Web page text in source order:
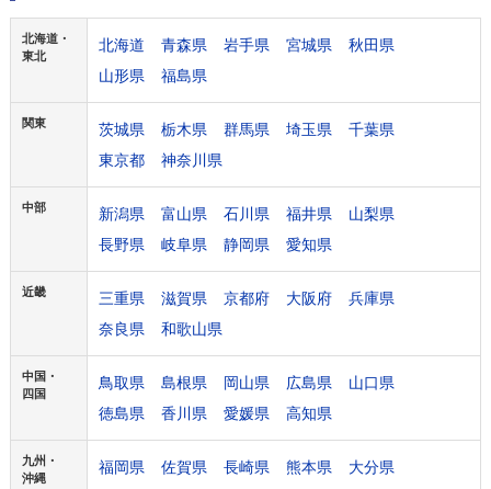
北海道・
東北
北海道 青森県 岩手県 宮城県
秋田県
山形県
福島県
関東 茨城県 栃木県 群馬県 埼玉県
千葉県
東京都
神奈川県
中部 新潟県 富山県 石川県 福井県
山梨県
長野県
岐阜県 静岡県 愛知県
近畿 三重県 滋賀県 京都府 大阪府
兵庫県
奈良県
和歌山県
中国・
四国
鳥取県 島根県 岡山県 広島県
山口県
徳島県
香川県 愛媛県 高知県
九州・
沖縄
福岡県 佐賀県 長崎県 熊本県
大分県